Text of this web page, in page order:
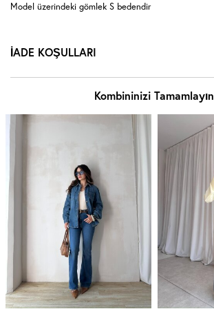
Model üzerindeki gömlek S bedendir
İADE KOŞULLARI
Kombininizi Tamamlayın